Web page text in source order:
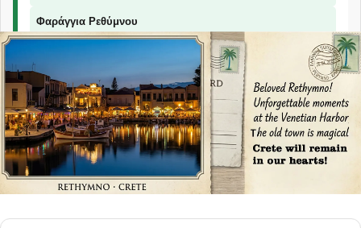
Φαράγγια Ρεθύμνου
Παραδοσιακά Προϊόντα
📞 Επικοινωνία
© 2026 Explorer Rethymno - Οδηγός για το Ρέθυμνο |